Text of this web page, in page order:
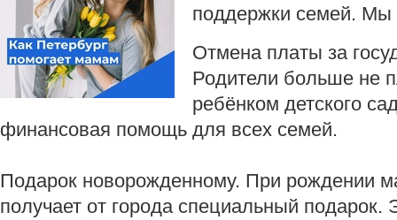
поддержки семей. Мы
Отмена платы за
Родители больше не
ребёнком детского
финансовая помощь для всех семей.
Подарок новорожденному. При рождении
получает от города специальный подарок.